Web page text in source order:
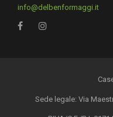
info@delbenformaggi.it
Sede legale: Via